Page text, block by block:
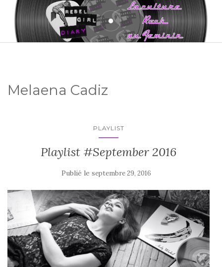
Melaena Cadiz
PLAYLIST
Playlist #September 2016
Publié le septembre 29, 2016